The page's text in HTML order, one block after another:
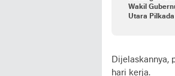
Wakil
Utara
Dijelaskannya,
hari kerja.